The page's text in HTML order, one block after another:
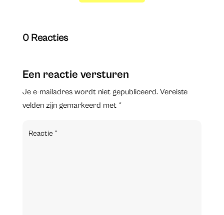
0 Reacties
Een reactie versturen
Je e-mailadres wordt niet gepubliceerd. Vereiste
velden zijn gemarkeerd met *